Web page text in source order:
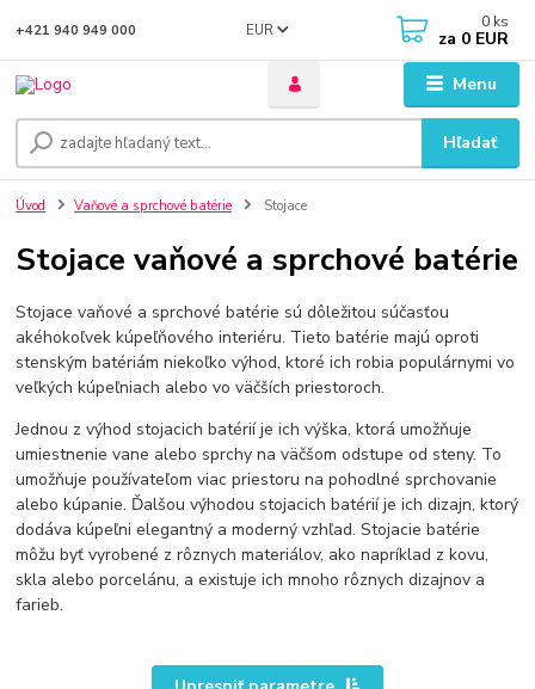
Menu
EUR
Hľadať
+421 940 949 000 0 ks
za 0 EUR
Úvod Vaňové a sprchové batérie Stojace
Stojace vaňové a sprchové batérie
Stojace vaňové a sprchové batérie sú dôležitou súčasťou
akéhokoľvek kúpeľňového interiéru. Tieto batérie majú oproti
stenským batériám niekoľko výhod, ktoré ich robia populárnymi vo
veľkých kúpeľniach alebo vo väčších priestoroch.
Jednou z výhod stojacich batérií je ich výška, ktorá umožňuje
umiestnenie vane alebo sprchy na väčšom odstupe od steny. To
umožňuje používateľom viac priestoru na pohodlné sprchovanie
alebo kúpanie. Ďalšou výhodou stojacich batérií je ich dizajn, ktorý
dodáva kúpeľni elegantný a moderný vzhľad. Stojacie batérie
môžu byť vyrobené z rôznych materiálov, ako napríklad z kovu,
skla alebo porcelánu, a existuje ich mnoho rôznych dizajnov a
farieb.